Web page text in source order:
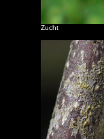
Zucht